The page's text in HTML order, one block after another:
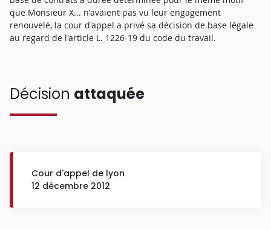
que Monsieur X... n'avaient pas vu leur engagement
renouvelé, la cour d'appel a privé sa décision de base légale
au regard de l'article L. 1226-19 du code du travail.
Décision attaquée
Cour d'appel de lyon
12 décembre 2012